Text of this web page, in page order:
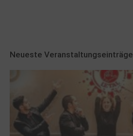
Neueste Veranstaltungseinträge